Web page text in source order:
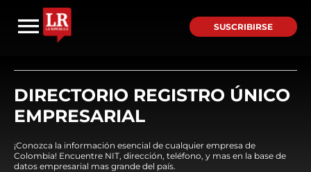
SUSCRIBIRSE
DIRECTORIO REGISTRO ÚNICO
EMPRESARIAL
¡Conozca la información esencial de cualquier empresa de
Colombia! Encuentre NIT, dirección, teléfono, y mas en la base de
datos empresarial mas grande del país.